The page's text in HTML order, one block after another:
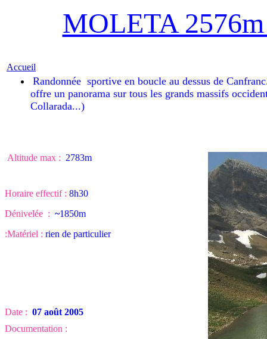
MOLETA
Accueil
Randonnée sportive en boucle au dessus de
offre un panorama sur tous les grands massifs
Collarada...)
Altitude max : 2783m
Horaire effectif : 8h30
Dénivelée : ~1850m
:Matériel : rien de particulier
Date : 07 août 2005
Documentation :